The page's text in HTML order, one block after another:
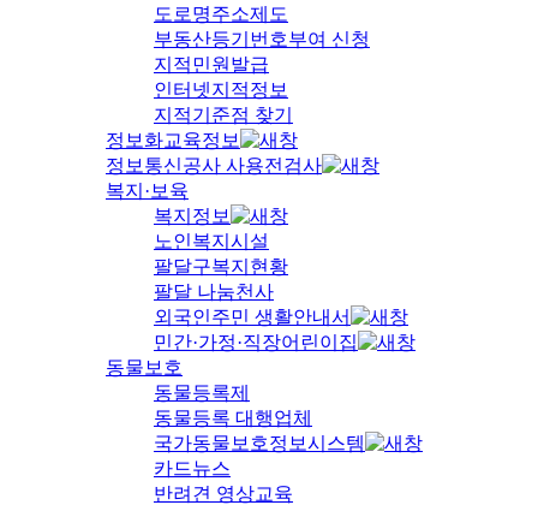
도로명주소제도
부동산등기번호부여 신청
지적민원발급
인터넷지적정보
지적기준점 찾기
정보화교육정보
정보통신공사 사용전검사
복지·보육
복지정보
노인복지시설
팔달구복지현황
팔달 나눔천사
외국인주민 생활안내서
민간·가정·직장어린이집
동물보호
동물등록제
동물등록 대행업체
국가동물보호정보시스템
카드뉴스
반려견 영상교육